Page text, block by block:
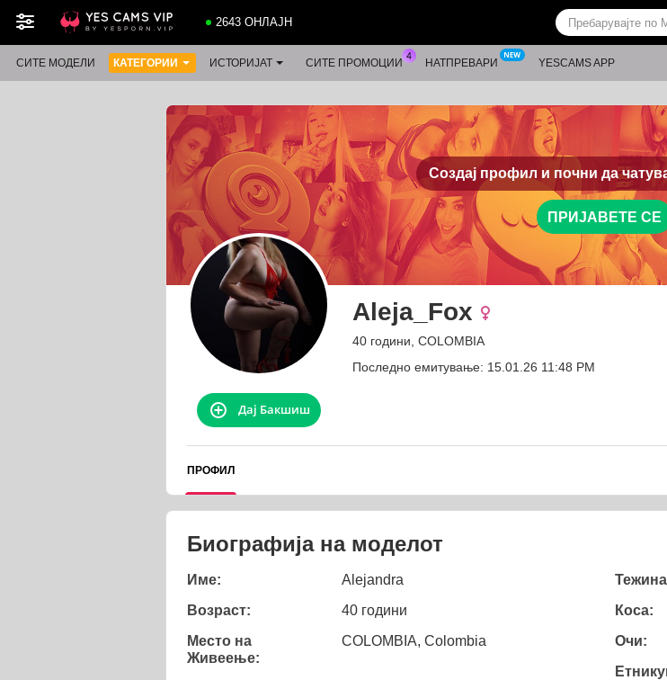
2643 ОНЛАЈН
СИТЕ МОДЕЛИ КАТЕГОРИИ ИСТОРИЈАТ СИТЕ ПРОМОЦИИ НАТПРЕВАРИ YESCAMS APP
Создај профил и почни да
ПРИЈАВЕТЕ СЕ
Aleja_Fox
40 години, COLOMBIA
Последно емитување: 15.01.26 11:48 PM
Дај Бакшиш
ПРОФИЛ
Биографија на моделот
Име:
Alejandra
Возраст:
40 години
Место на
Живеење:
COLOMBIA, Colombia
Коса:
Очи: